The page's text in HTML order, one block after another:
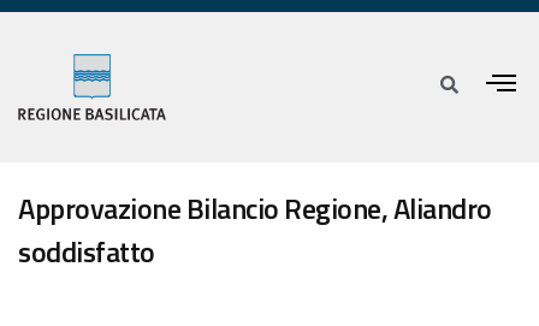
Approvazione Bilancio Regione, Aliandro
soddisfatto